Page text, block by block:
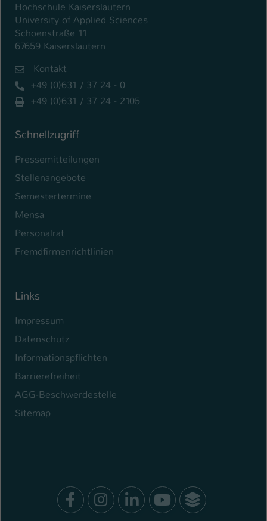
Hochschule Kaiserslautern
University of Applied Sciences
Schoenstraße 11
67659 Kaiserslautern
Kontakt
+49 (0)631 / 37 24 - 0
+49 (0)631 / 37 24 - 2105
Schnellzugriff
Pressemitteilungen
Stellenangebote
Semestertermine
Mensa
Personalrat
Fremdfirmenrichtlinien
Links
Impressum
Datenschutz
Informationspflichten
Barrierefreiheit
AGG-Beschwerdestelle
Sitemap
Facebook
Instagram
LinkedIn
Youtube